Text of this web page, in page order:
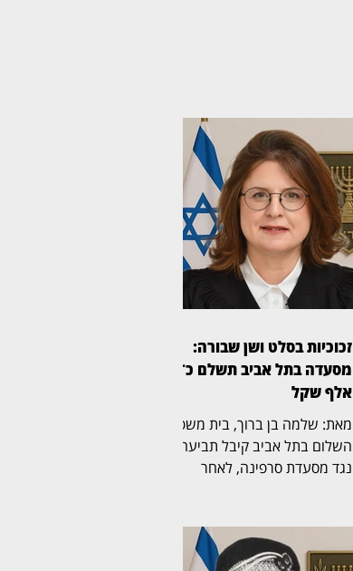
זכוכיות בסלט ושן שבורה:
אלף שקל
מאת: שלמה בן ברוך, בית משפט
השלום בתל אביב קיבל תביעה
נגד מסעדת סרפינה, לאחר
את אחת משיניו. השופטת חני
ברוך אלון (בצילום) קבעה כי